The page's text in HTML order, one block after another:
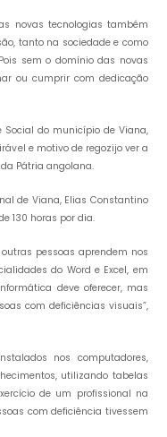
novas tecnologias também
tanto na sociedade e como
sem o domínio das novas
ou cumprir com dedicação
do município de Viana,
e motivo de regozijo ver a
Pátria angolana.
de Viana, Elias Constantino
130 horas por dia.
pessoas aprendem nos
do Word e Excel, em
deve oferecer, mas
com deficiências visuais”,
nos computadores,
utilizando tabelas
de um profissional na
com deficiência tivessem